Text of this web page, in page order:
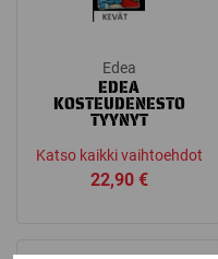
Edea
EDEA
KOSTEUDENESTO
TYYNYT
Katso kaikki vaihtoehdot
22,90 €